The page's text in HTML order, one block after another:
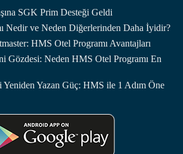
SGK Prim Desteği Geldi
Nedir ve Neden Diğerlerinden Daha İyidir?
HMS Otel Programı Avantajları
Gözdesi: Neden HMS Otel Programı En
Yazan Güç: HMS ile 1 Adım Öne